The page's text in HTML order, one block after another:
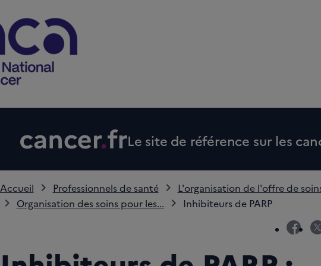
Le site de référence sur les
Accueil Professionnels de santé
L'organisation de l'offre de
Organisation des soins pour les...
Inhibiteurs de PARP